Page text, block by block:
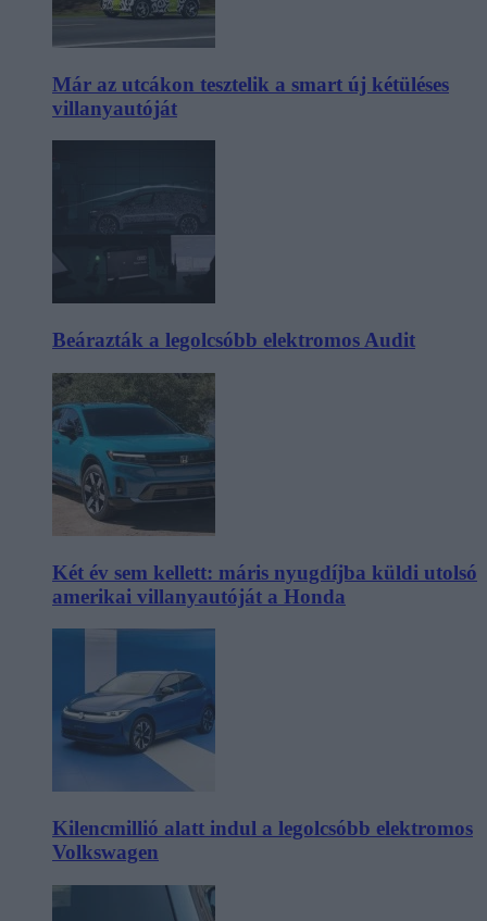
Már az utcákon tesztelik a smart új kétüléses
villanyautóját
Beárazták a legolcsóbb elektromos Audit
Két év sem kellett: máris nyugdíjba küldi utolsó
amerikai villanyautóját a Honda
Kilencmillió alatt indul a legolcsóbb elektromos
Volkswagen